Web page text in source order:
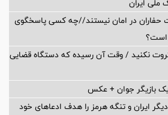
ملی ایران
حفاران در امان نیستند//چه کسی پاسخگوی
است؟
ثروت نکنید / وقت آن رسیده که دستگاه قضایی
بازیگر جوان + عکس
ایران و تنگه هرمز را هدف ادعاهای خود